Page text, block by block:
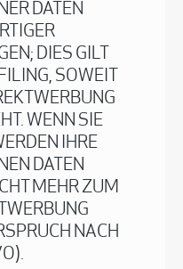
DATEN
DIES GILT
SOWEIT
WENN SIE
IHRE
DATEN
MEHR ZUM
NACH